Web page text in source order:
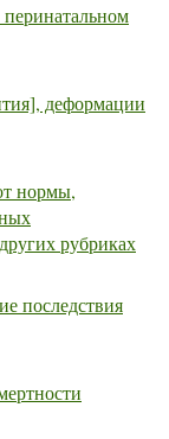
деформации
нормы,
рубриках
последствия